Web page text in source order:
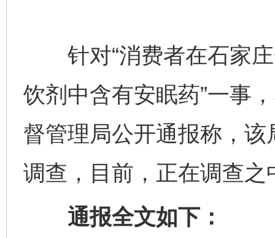
针对“消费者在石家庄
饮剂中含有安眠药”一事
督管理局公开通报称，
调查，目前，正在调查之
通报全文如下：